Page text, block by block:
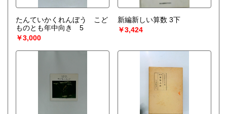
たんていかくれんぼう こど
ものとも年中向き 5
￥3,000
新編新しい算数 3下
￥3,424